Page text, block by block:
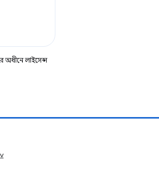
অধীনে লাইসেন্স